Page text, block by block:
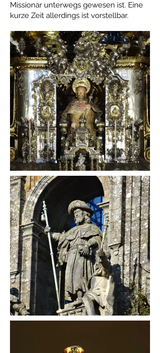
Missionar unterwegs gewesen ist. Eine
kurze Zeit allerdings ist vorstellbar.